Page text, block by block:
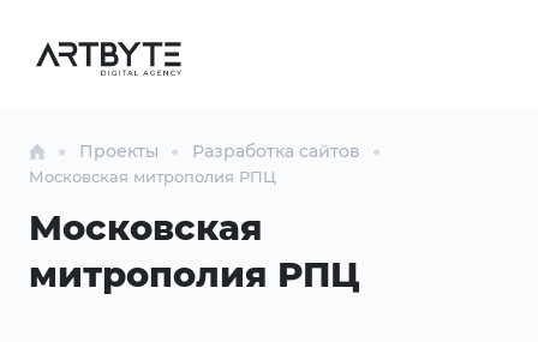
Проекты Разработка сайтов
Московская митрополия РПЦ
Московская
митрополия РПЦ